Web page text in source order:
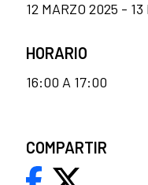
12 MARZO 2025 -
HORARIO
16:00 A 17:00
COMPARTIR